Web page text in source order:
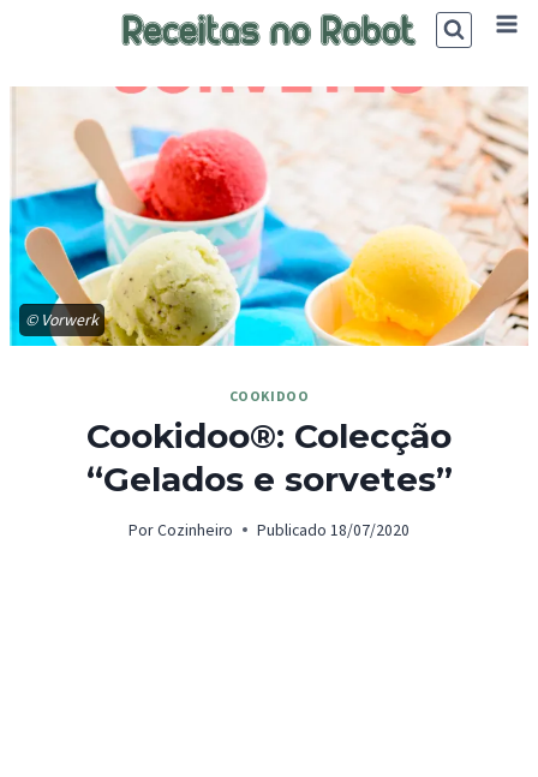
© Vorwerk
COOKIDOO
Cookidoo®: Colecção
“Gelados e sorvetes”
Por Cozinheiro Publicado 18/07/2020